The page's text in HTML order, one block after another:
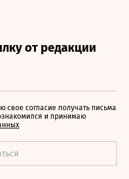
свое согласие получать письма
и принимаю